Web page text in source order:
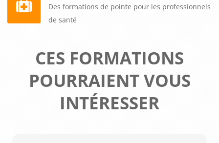
Des formations de pointe pour les professionnels
de santé
CES FORMATIONS
POURRAIENT VOUS
INTÉRESSER